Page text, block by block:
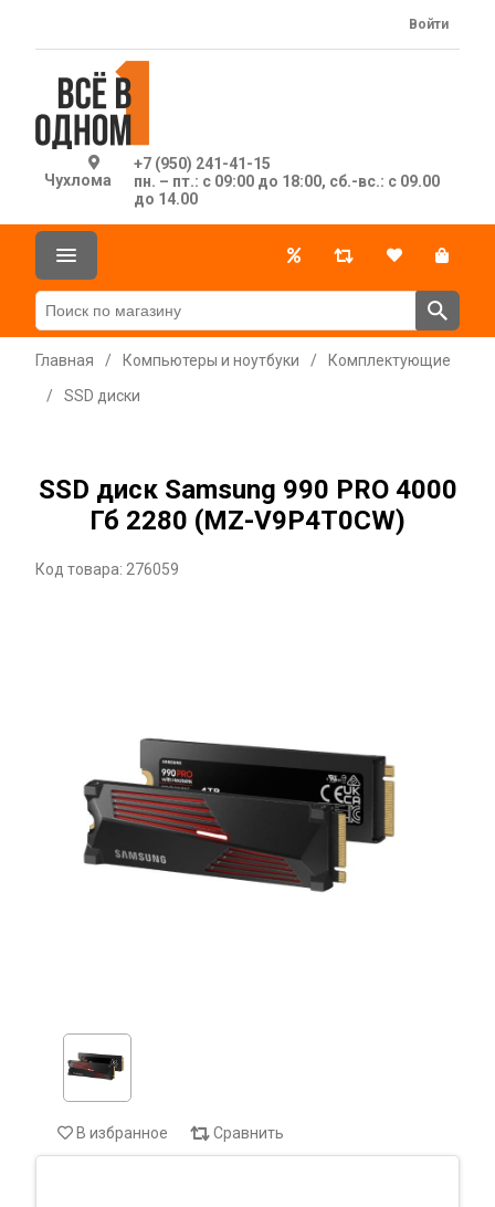
Чухлома
+7 (950) 241-41-15
пн. – пт.: с 09:00 до 18:00, сб.-вс.: с 09.00
до 14.00
Войти
Главная / Компьютеры и ноутбуки /
Комплектующие
/
SSD диски
SSD диск Samsung 990 PRO 4000
Гб 2280 (MZ-V9P4T0CW)
Код товара: 276059
В избранное Сравнить